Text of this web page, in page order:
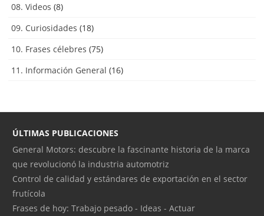
08. Videos (8)
09. Curiosidades (18)
10. Frases célebres (75)
11. Información General (16)
ÚLTIMAS PUBLICACIONES
General Motors: descubre la fascinante historia de la marca
que revolucionó la industria automotriz
Control de calidad y estándares de exportación en el sector
frutícola
Frases de hoy: Trabajo pesado - Ideas - Actuar